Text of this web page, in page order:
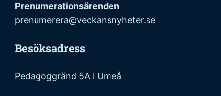
Prenumerationsärenden
prenumerera@veckansnyheter.se
Besöksadress
Pedagoggränd 5A i Umeå